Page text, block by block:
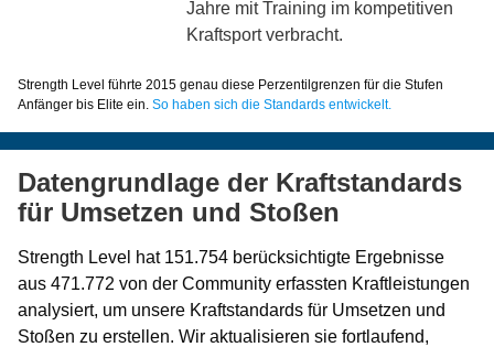
Jahre mit Training im kompetitiven
Kraftsport verbracht.
Strength Level führte 2015 genau diese Perzentilgrenzen für die Stufen
Anfänger bis Elite ein. So haben sich die Standards entwickelt.
Datengrundlage der Kraftstandards
für Umsetzen und Stoßen
Strength Level hat 151.754 berücksichtigte Ergebnisse
aus 471.772 von der Community erfassten Kraftleistungen
analysiert, um unsere Kraftstandards für Umsetzen und
Stoßen zu erstellen. Wir aktualisieren sie fortlaufend,